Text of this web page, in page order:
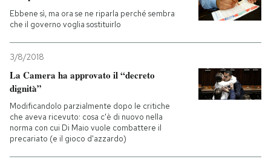
Ebbene sì, ma ora se ne riparla perché sembra
che il governo voglia sostituirlo
3/8/2018
La Camera ha approvato il “decreto
dignità”
Modificandolo parzialmente dopo le critiche
che aveva ricevuto: cosa c'è di nuovo nella
norma con cui Di Maio vuole combattere il
precariato (e il gioco d'azzardo)